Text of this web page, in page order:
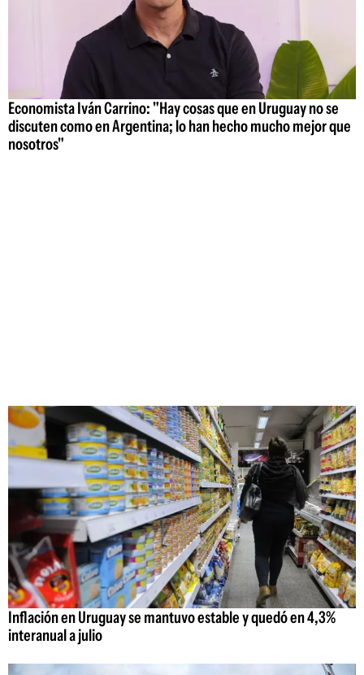
Economista Iván Carrino: "Hay cosas que en Uruguay no se
discuten como en Argentina; lo han hecho mucho mejor que
nosotros"
Inflación en Uruguay se mantuvo estable y quedó en 4,3%
interanual a julio